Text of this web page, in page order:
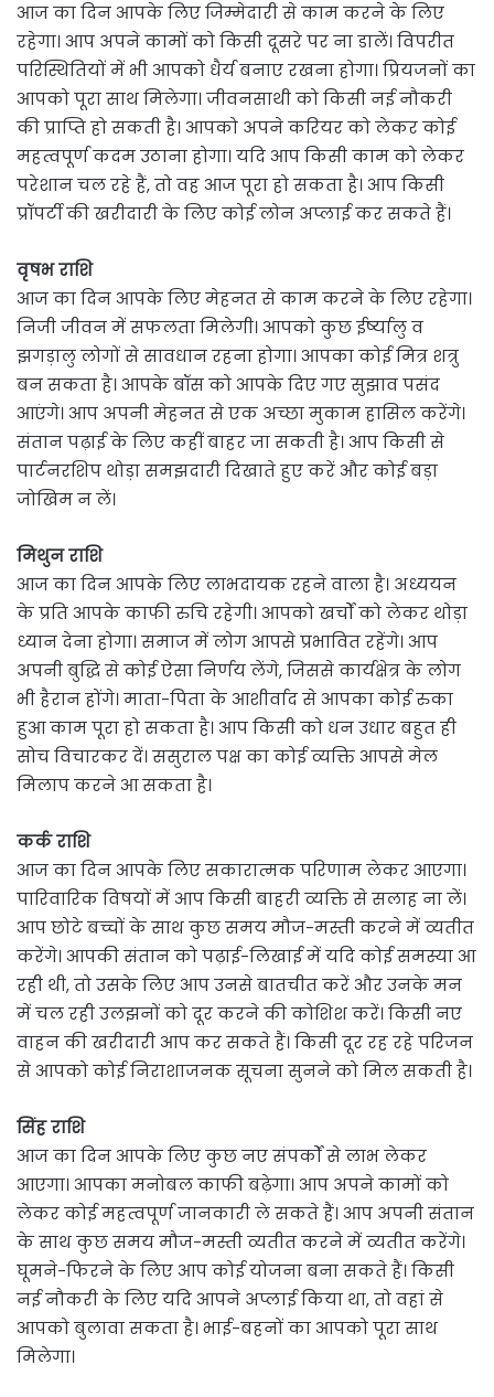
आज का दिन आपके लिए जिम्मेदारी से काम करने के लिए
रहेगा। आप अपने कामों को किसी दूसरे पर ना डालें। विपरीत
परिस्थितियों में भी आपको धैर्य बनाए रखना होगा। प्रियजनों का
आपको पूरा साथ मिलेगा। जीवनसाथी को किसी नई नौकरी
की प्राप्ति हो सकती है। आपको अपने करियर को लेकर कोई
महत्वपूर्ण कदम उठाना होगा। यदि आप किसी काम को लेकर
परेशान चल रहे हैं, तो वह आज पूरा हो सकता है। आप किसी
प्रॉपर्टी की खरीदारी के लिए कोई लोन अप्लाई कर सकते हैं।
वृषभ राशि
आज का दिन आपके लिए मेहनत से काम करने के लिए रहेगा।
निजी जीवन में सफलता मिलेगी। आपको कुछ ईर्ष्यालु व
झगड़ालु लोगों से सावधान रहना होगा। आपका कोई मित्र शत्रु
बन सकता है। आपके बॉस को आपके दिए गए सुझाव पसंद
आएंगे। आप अपनी मेहनत से एक अच्छा मुकाम हासिल करेंगे।
संतान पढ़ाई के लिए कहीं बाहर जा सकती है। आप किसी से
पार्टनरशिप थोड़ा समझदारी दिखाते हुए करें और कोई बड़ा
जोखिम न लें।
मिथुन राशि
आज का दिन आपके लिए लाभदायक रहने वाला है। अध्ययन
के प्रति आपके काफी रुचि रहेगी। आपको खर्चों को लेकर थोड़ा
ध्यान देना होगा। समाज में लोग आपसे प्रभावित रहेंगे। आप
अपनी बुद्धि से कोई ऐसा निर्णय लेंगे, जिससे कार्यक्षेत्र के लोग
भी हैरान होंगे। माता-पिता के आशीर्वाद से आपका कोई रुका
हुआ काम पूरा हो सकता है। आप किसी को धन उधार बहुत ही
सोच विचारकर दें। ससुराल पक्ष का कोई व्यक्ति आपसे मेल
मिलाप करने आ सकता है।
कर्क राशि
आज का दिन आपके लिए सकारात्मक परिणाम लेकर आएगा।
पारिवारिक विषयों में आप किसी बाहरी व्यक्ति से सलाह ना लें।
आप छोटे बच्चों के साथ कुछ समय मौज-मस्ती करने में व्यतीत
करेंगे। आपकी संतान को पढ़ाई-लिखाई में यदि कोई समस्या आ
रही थी, तो उसके लिए आप उनसे बातचीत करें और उनके मन
में चल रही उलझनों को दूर करने की कोशिश करें। किसी नए
वाहन की खरीदारी आप कर सकते हैं। किसी दूर रह रहे परिजन
से आपको कोई निराशाजनक सूचना सुनने को मिल सकती है।
सिंह राशि
आज का दिन आपके लिए कुछ नए संपर्कों से लाभ लेकर
आएगा। आपका मनोबल काफी बढ़ेगा। आप अपने कामों को
लेकर कोई महत्वपूर्ण जानकारी ले सकते हैं। आप अपनी संतान
के साथ कुछ समय मौज-मस्ती व्यतीत करने में व्यतीत करेंगे।
घूमने-फिरने के लिए आप कोई योजना बना सकते हैं। किसी
नई नौकरी के लिए यदि आपने अप्लाई किया था, तो वहां से
आपको बुलावा सकता है। भाई-बहनों का आपको पूरा साथ
मिलेगा।